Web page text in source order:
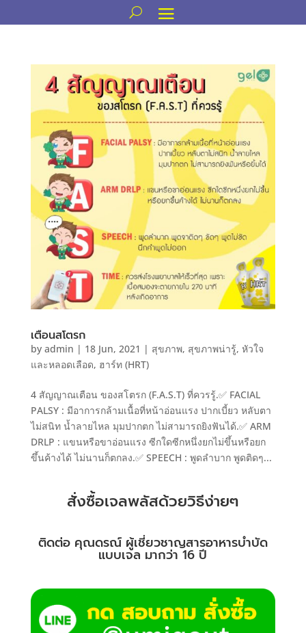
เตือนสโตรก
by admin | 18 Jun, 2021 | สุขภาพ, สุขภาพน่ารู้, หัวใจ
และหลอดเลือด, ฮาร์ท (HRT)
4 สัญญาณเตือน ของสโตรก (F.A.S.T) ที่ควรรู้.✅ FACIAL
PALSY : มีอาการกล้ามเนื้อที่หน้าอ่อนแรง ปากเบี้ยว หลับตา
ไม่สนิท น้ำลายไหล มุมปากตก ไม่สามารถยิงฟันได้.✅ ARM
DRLP : แขนหรือขาอ่อนแรง ซีกใดซีกหนึ่งยกไม่ขึ้นหรือยก
ขึ้นค้างได้ ไม่นานก็ตกลง.✅ SPEECH : พูดลำบาก พูดติดๆ...
สั่งซื้อเจลพลัสด้วยวิธีง่ายๆ
ติดต่อ คุณดรณ์ ผู้เชี่ยวชาญสารอาหารบำบัด
แบบเจล มากว่า 16 ปี